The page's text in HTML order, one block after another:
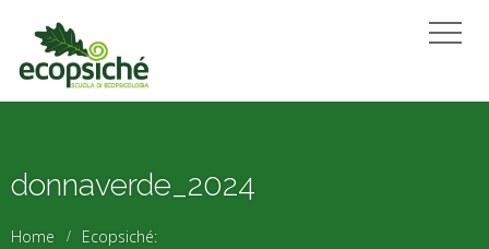
donnaverde_2024
Home
Ecopsiché: